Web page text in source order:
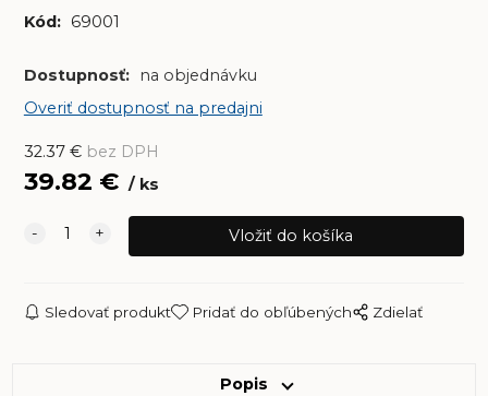
Kód: 69001
Dostupnosť:
na objednávku
Overiť dostupnosť na predajni
32.37€ bez DPH
39.82 € ks
Sledovať produkt Pridať do obľúbených Zdielať
Popis